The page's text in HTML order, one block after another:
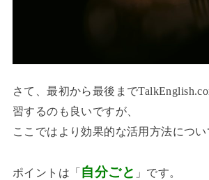
さて、最初から最後まで
習するのも良いですが、
ここではより効果的な活用方法につい
ポイントは「自分ごと 」です。